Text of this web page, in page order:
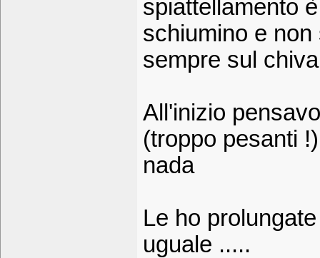
spiattellamento
schiumino e
sempre sul
All'inizio
(troppo pesanti
nada
Le ho
uguale .....